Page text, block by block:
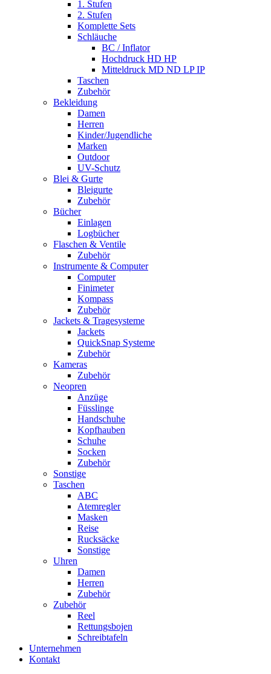
1. Stufen
2. Stufen
Komplette Sets
Schläuche
BC / Inflator
Hochdruck HD HP
Mitteldruck MD ND LP IP
Taschen
Zubehör
Bekleidung
Damen
Herren
Kinder/Jugendliche
Marken
Outdoor
UV-Schutz
Blei & Gurte
Bleigurte
Zubehör
Bücher
Einlagen
Logbücher
Flaschen & Ventile
Zubehör
Instrumente & Computer
Computer
Finimeter
Kompass
Zubehör
Jackets & Tragesysteme
Jackets
QuickSnap Systeme
Zubehör
Kameras
Zubehör
Neopren
Anzüge
Füsslinge
Handschuhe
Kopfhauben
Schuhe
Socken
Zubehör
Sonstige
Taschen
ABC
Atemregler
Masken
Reise
Rucksäcke
Sonstige
Uhren
Damen
Herren
Zubehör
Zubehör
Reel
Rettungsbojen
Schreibtafeln
Unternehmen
Kontakt